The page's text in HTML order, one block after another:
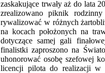
zaskakujące trwały aż do lata
zrealizowano piknik
rywalizować w różnych
na kocach położonych na
dotyczące samej gali
finalistki zaproszono na
uhonorować osobę szefowej
licencji pilota do realizacji w